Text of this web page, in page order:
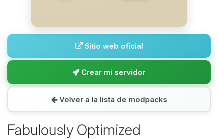
Sitio web oficial
Crear mi servidor
Volver a la lista de modpacks
Fabulously Optimized